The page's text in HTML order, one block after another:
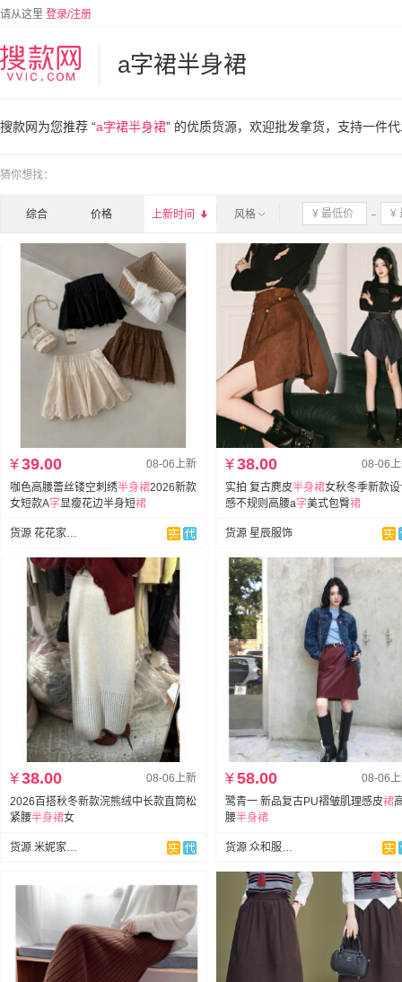
请从这里 登录/注册
a字裙半身裙
搜款网为您推荐 “a字裙半身裙” 的优质货源，欢迎批发拿货，支持一件
猜你想找：
综合 价格 上新时间  风格
08-06上新
¥39.00
咖色高腰蕾丝镂空刺绣半身裙2026新款
女短款A字显瘦花边半身短裙
货源 花花家·HUA
08-06
¥38.00
实拍 复古麂皮半身裙女秋冬季新款
感不规则高腰a字美式包臀裙
货源 星辰服饰
08-06上新
¥38.00
2026百搭秋冬新款浣熊绒中长款直筒松
紧腰半身裙女
货源 米妮家Skirt
08-06
¥58.00
鹭青一 新品复古PU褶皱肌理感皮裙
腰半身裙
货源 众和服饰网红实拍